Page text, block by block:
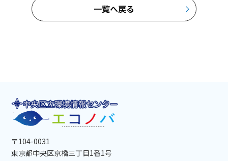
一覧へ戻る
〒104-0031
東京都中央区京橋三丁目1番1号